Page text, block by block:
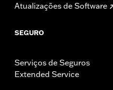
Atualizações de Software
SEGURO
Serviços de Seguros
Extended Service